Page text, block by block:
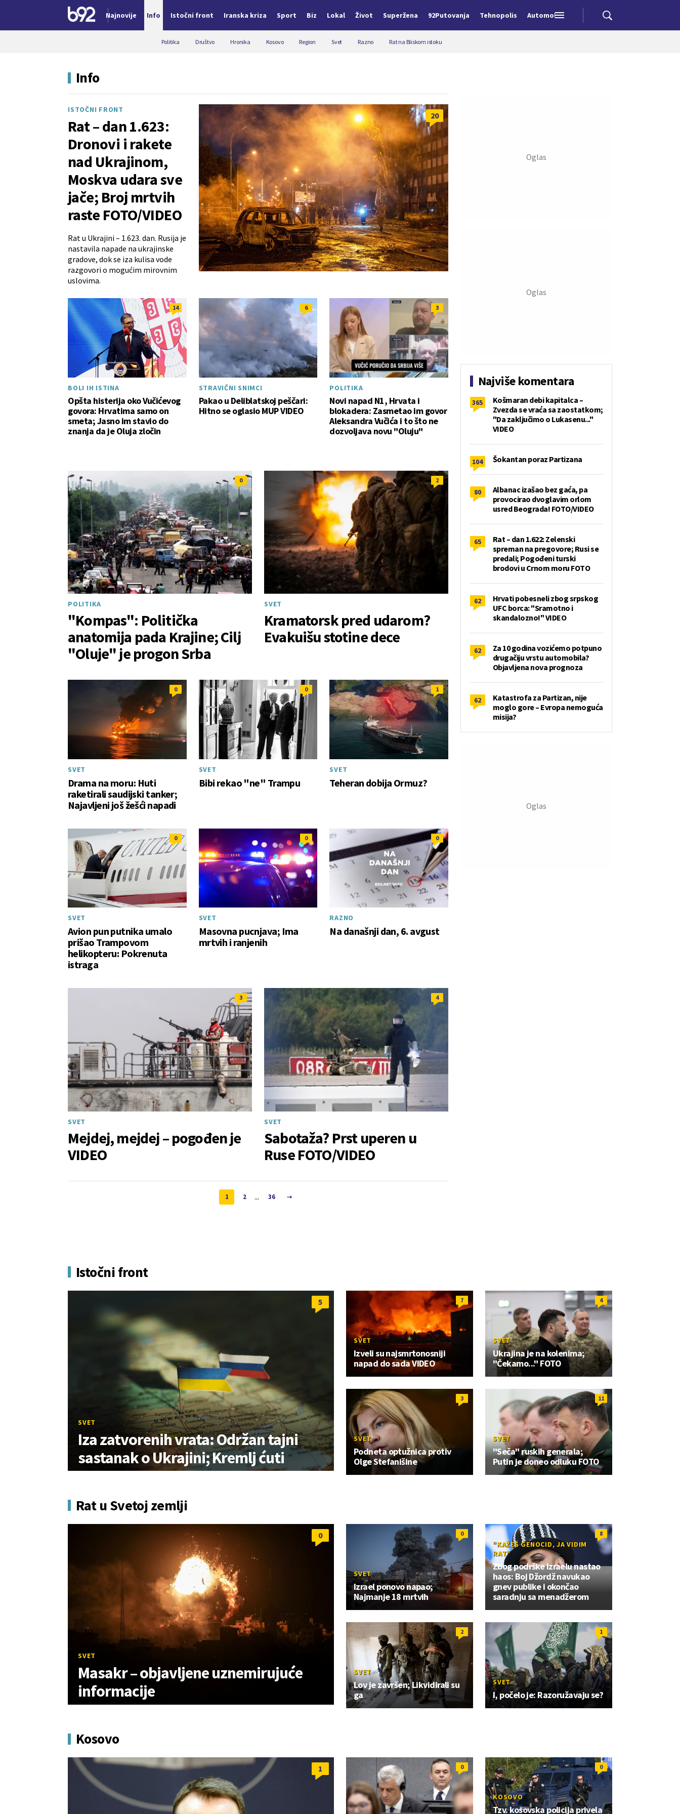
Najnovije Info Istočni front Iranska kriza Sport Biz Lokal Život Superžena 92Putovanja Tehnopolis Automobili
Politika Društvo Hronika Kosovo Region Svet Razno Rat na Bliskom istoku
Info
20
ISTOČNI FRONT
Rat – dan 1.623:
Dronovi i rakete
nad Ukrajinom,
Moskva udara sve
jače; Broj mrtvih
raste FOTO/VIDEO
Rat u Ukrajini – 1.623. dan. Rusija je
nastavila napade na ukrajinske
gradove, dok se iza kulisa vode
razgovori o mogućim mirovnim
uslovima.
14
BOLI IH ISTINA
Opšta histerija oko Vučićevog
govora: Hrvatima samo on
smeta; Jasno im stavio do
znanja da je Oluja zločin
6
STRAVIČNI SNIMCI
Pakao u Deliblatskoj peščari:
Hitno se oglasio MUP VIDEO
3
POLITIKA
Novi napad N1, Hrvata i
blokadera: Zasmetao im govor
Aleksandra Vučića i to što ne
dozvoljava novu "Oluju"
0
POLITIKA
"Kompas": Politička
anatomija pada Krajine; Cilj
"Oluje" je progon Srba
2
SVET
Kramatorsk pred udarom?
Evakuišu stotine dece
0
SVET
Drama na moru: Huti
raketirali saudijski tanker;
Najavljeni još žešći napadi
0
SVET
Bibi rekao "ne" Trampu
1
SVET
Teheran dobija Ormuz?
0
SVET
Avion pun putnika umalo
prišao Trampovom
helikopteru: Pokrenuta
istraga
0
SVET
Masovna pucnjava; Ima
mrtvih i ranjenih
0
RAZNO
Na današnji dan, 6. avgust
3
SVET
Mejdej, mejdej – pogođen je
VIDEO
4
SVET
Sabotaža? Prst uperen u
Ruse FOTO/VIDEO
1 2 ... 36
Najviše komentara
365
Košmaran debi kapitalca –
Zvezda se vraća sa zaostatkom;
"Da zaključimo o Lukasenu..."
VIDEO
104 Šokantan poraz Partizana
80
Albanac izašao bez gaća, pa
provocirao dvoglavim orlom
usred Beograda! FOTO/VIDEO
65
Rat – dan 1.622: Zelenski
spreman na pregovore; Rusi se
predali; Pogođeni turski
brodovi u Crnom moru FOTO
62
Hrvati pobesneli zbog srpskog
UFC borca: "Sramotno i
skandalozno!" VIDEO
62
Za 10 godina vozićemo potpuno
drugačiju vrstu automobila?
Objavljena nova prognoza
62
Katastrofa za Partizan, nije
moglo gore – Evropa nemoguća
misija?
Istočni front
5
SVET
Iza zatvorenih vrata: Održan tajni
sastanak o Ukrajini; Kremlj ćuti
7
SVET
Izveli su najsmrtonosniji
napad do sada VIDEO
4
SVET
Ukrajina je na kolenima;
"Čekamo..." FOTO
3
SVET
Podneta optužnica protiv
Olge Stefanišine
11
SVET
"Seča" ruskih generala;
Putin je doneo odluku FOTO
Rat u Svetoj zemlji
0
SVET
Masakr – objavljene uznemirujuće
informacije
0
SVET
Izrael ponovo napao;
Najmanje 18 mrtvih
8
"KAŽEŠ GENOCID, JA VIDIM
RAT"
Zbog podrške Izraelu nastao
haos: Boj Džordž navukao
gnev publike i okončao
saradnju sa menadžerom
2
SVET
Lov je završen; Likvidirali su
ga
1
SVET
I, počelo je: Razoružavaju se?
Kosovo
1 0 0
KOSOVO
Tzv. kosovska policija privela